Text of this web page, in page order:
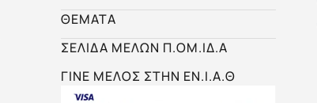
ΘΕΜΑΤΑ
ΣΕΛΙΔΑ ΜΕΛΩΝ Π.ΟΜ.ΙΔ.Α
ΓΙΝΕ ΜΕΛΟΣ ΣΤΗΝ ΕΝ.Ι.Α.Θ